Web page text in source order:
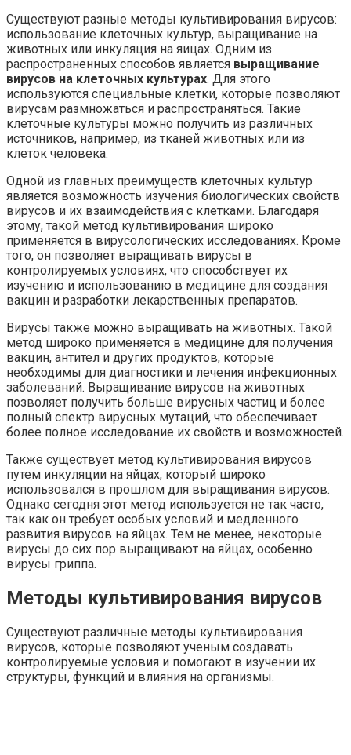
Существуют разные методы культивирования вирусов:
использование клеточных культур, выращивание на
животных или инкуляция на яицах. Одним из
распространенных способов является выращивание
вирусов на клеточных культурах. Для этого
используются специальные клетки, которые позволяют
вирусам размножаться и распространяться. Такие
клеточные культуры можно получить из различных
источников, например, из тканей животных или из
клеток человека.
Одной из главных преимуществ клеточных культур
является возможность изучения биологических свойств
вирусов и их взаимодействия с клетками. Благодаря
этому, такой метод культивирования широко
применяется в вирусологических исследованиях. Кроме
того, он позволяет выращивать вирусы в
контролируемых условиях, что способствует их
изучению и использованию в медицине для создания
вакцин и разработки лекарственных препаратов.
Вирусы также можно выращивать на животных. Такой
метод широко применяется в медицине для получения
вакцин, антител и других продуктов, которые
необходимы для диагностики и лечения инфекционных
заболеваний. Выращивание вирусов на животных
позволяет получить больше вирусных частиц и более
полный спектр вирусных мутаций, что обеспечивает
более полное исследование их свойств и возможностей.
Также существует метод культивирования вирусов
путем инкуляции на яйцах, который широко
использовался в прошлом для выращивания вирусов.
Однако сегодня этот метод используется не так часто,
так как он требует особых условий и медленного
развития вирусов на яйцах. Тем не менее, некоторые
вирусы до сих пор выращивают на яйцах, особенно
вирусы гриппа.
Методы культивирования вирусов
Существуют различные методы культивирования
вирусов, которые позволяют ученым создавать
контролируемые условия и помогают в изучении их
структуры, функций и влияния на организмы.